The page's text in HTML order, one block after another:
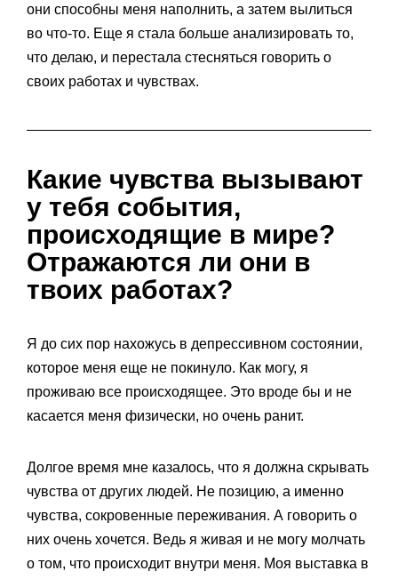
они способны меня наполнить, а затем вылиться
во что-то. Еще я стала больше анализировать то,
что делаю, и перестала стесняться говорить о
своих работах и чувствах.
Какие чувства вызывают
у тебя события,
происходящие в мире?
Отражаются ли они в
твоих работах?
Я до сих пор нахожусь в депрессивном состоянии,
которое меня еще не покинуло. Как могу, я
проживаю все происходящее. Это вроде бы и не
касается меня физически, но очень ранит.
Долгое время мне казалось, что я должна скрывать
чувства от других людей. Не позицию, а именно
чувства, сокровенные переживания. А говорить о
них очень хочется. Ведь я живая и не могу молчать
о том, что происходит внутри меня. Моя выставка в